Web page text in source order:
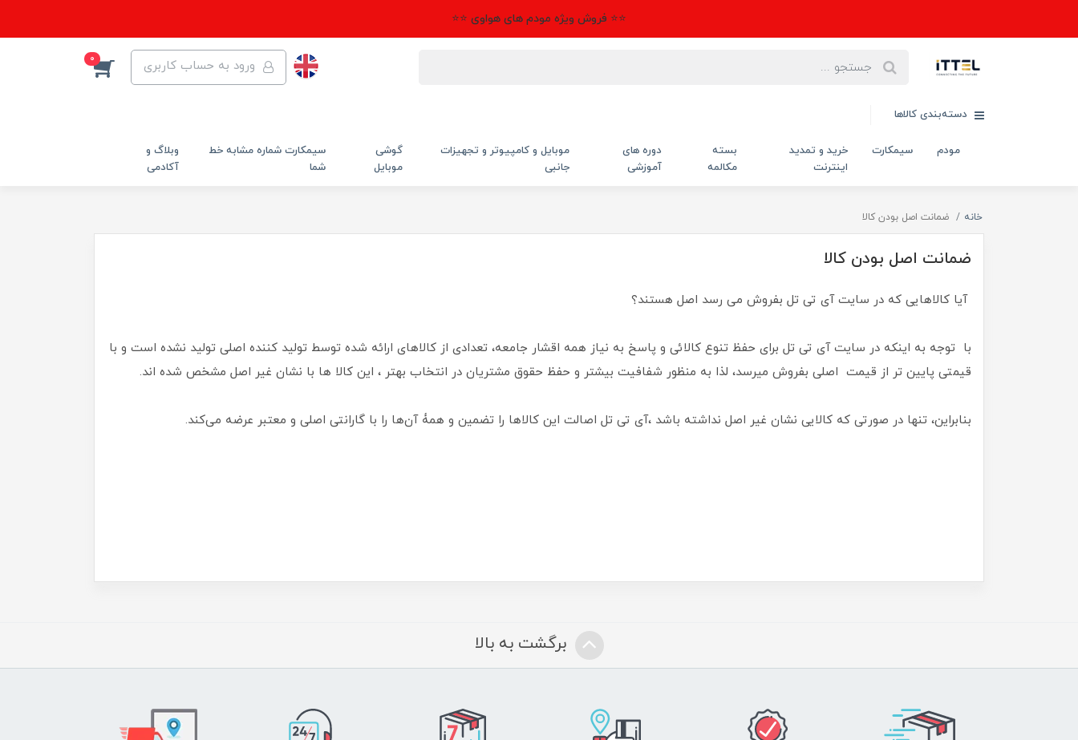
⭐⭐ فروش ویژه مودم های هواوی ⭐⭐
ورود به حساب کاربری 0
دسته‌بندی کالاها
مودم سیمکارت
خرید و تمدید
اینترنت
بسته
مکالمه
دوره های
آموزشی
موبایل و کامپیوتر و تجهیزات
جانبی
گوشی
موبایل
سیمکارت شماره مشابه خط
شما
وبلاگ و
آکادمی
خانه ضمانت اصل بودن کالا
ضمانت اصل بودن کالا
آیا کالاهایی که در سایت آی تی تل بفروش می رسد اصل هستند؟
با توجه به اینکه در سایت آی تی تل برای حفظ تنوع کالائی و پاسخ به نیاز همه اقشار جامعه، تعدادی از کالاهای ارائه شده توسط تولید کننده اصلی تولید نشده است و با
قیمتی پایین تر از قیمت اصلی بفروش میرسد، لذا به منظور شفافیت بیشتر و حفظ حقوق مشتریان در انتخاب بهتر ، این کالا ها با نشان غیر اصل مشخص شده اند.
بنابراین، تنها در صورتی که کالایی نشان غیر اصل نداشته باشد ،آی تی تل اصالت این کالاها را تضمین و همۀ آن‌ها را با گارانتی اصلی و معتبر عرضه می‌کند.
برگشت به بالا